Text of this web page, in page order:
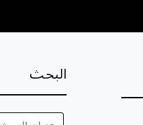
البحث